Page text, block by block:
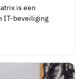
is een
IT-beveiliging